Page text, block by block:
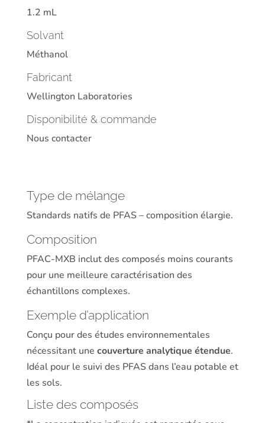
1.2 mL
Solvant
Méthanol
Fabricant
Wellington Laboratories
Disponibilité & commande
Nous contacter
Type de mélange
Standards natifs de PFAS – composition élargie.
Composition
PFAC-MXB inclut des composés moins courants
pour une meilleure caractérisation des
échantillons complexes.
Exemple d’application
Conçu pour des études environnementales
nécessitant une couverture analytique étendue.
Idéal pour le suivi des PFAS dans l’eau potable et
les sols.
Liste des composés